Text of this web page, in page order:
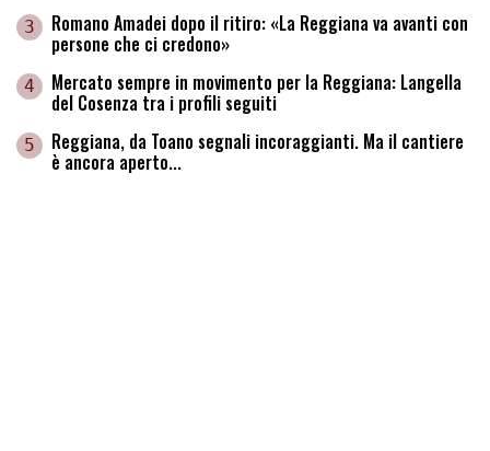
3 Romano Amadei dopo il ritiro: «La Reggiana va avanti con
persone che ci credono»
4 Mercato sempre in movimento per la Reggiana: Langella
del Cosenza tra i profili seguiti
5 Reggiana, da Toano segnali incoraggianti. Ma il cantiere
è ancora aperto...